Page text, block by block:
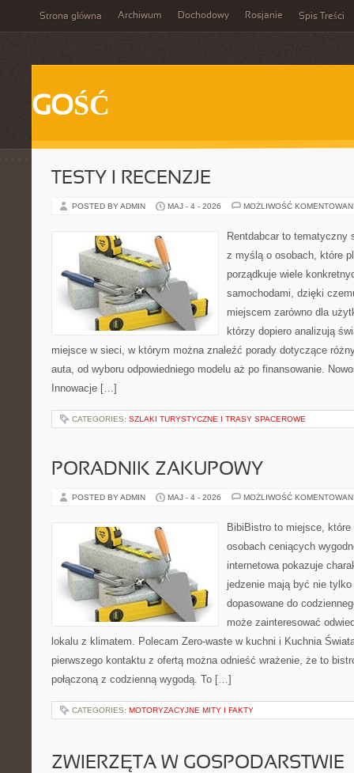
Strona główna Archiwum Dochodowy Rosjanie Spis Treści
GOŚĆ
TESTY I RECENZJE
POSTED BY ADMIN MAJ - 4 - 2026 MOŻLIWOŚĆ
Rentdabcar to tematyczny
z myślą o osobach, które
porządkuje wiele
samochodami, dzięki
miejscem zarówno dla
którzy dopiero analizują
miejsce w sieci, w którym można znaleźć porady dotyczące
auta, od wyboru odpowiedniego modelu aż po finansowanie.
Innowacje […]
CATEGORIES: SZLAKI TURYSTYCZNE I TRASY SPACEROWE
PORADNIK ZAKUPOWY
POSTED BY ADMIN MAJ - 4 - 2026 MOŻLIWOŚĆ
BibiBistro to miejsce, które
osobach ceniących
internetowa pokazuje
jedzenie mają być nie
dopasowane do
może zainteresować
lokalu z klimatem. Polecam Zero-waste w kuchni i Kuchnia
pierwszego kontaktu z ofertą można odnieść wrażenie, że to
połączoną z codzienną wygodą. To […]
CATEGORIES: MOTORYZACYJNE MITY I FAKTY
ZWIERZĘTA W GOSPODARSTWIE